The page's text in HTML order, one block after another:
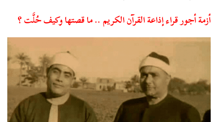
أزمة أجور قراء إذاعة القرآن الكريم .. ما قصتها وكيف حُلَّت ؟